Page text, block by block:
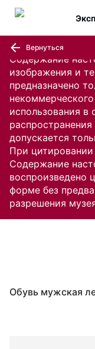
Содержание
изображения и
предназначено
использования в
допускается
При цитировании
Содержание
воспроизведено
форме без
разрешения
Вернуться
Обувь мужская